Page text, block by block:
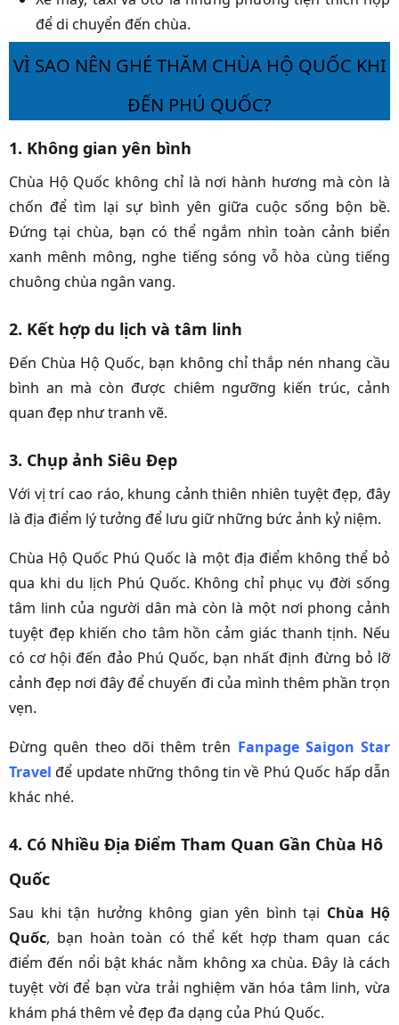
để di chuyển đến chùa.
VÌ SAO NÊN GHÉ THĂM CHÙA HỘ QUỐC KHI
ĐẾN PHÚ QUỐC?
1. Không gian yên bình
Chùa Hộ Quốc không chỉ là nơi hành hương mà còn là
chốn để tìm lại sự bình yên giữa cuộc sống bộn bề.
Đứng tại chùa, bạn có thể ngắm nhìn toàn cảnh biển
xanh mênh mông, nghe tiếng sóng vỗ hòa cùng tiếng
chuông chùa ngân vang.
2. Kết hợp du lịch và tâm linh
Đến Chùa Hộ Quốc, bạn không chỉ thắp nén nhang cầu
bình an mà còn được chiêm ngưỡng kiến trúc, cảnh
quan đẹp như tranh vẽ.
3. Chụp ảnh Siêu Đẹp
Với vị trí cao ráo, khung cảnh thiên nhiên tuyệt đẹp, đây
là địa điểm lý tưởng để lưu giữ những bức ảnh kỷ niệm.
Chùa Hộ Quốc Phú Quốc là một địa điểm không thể bỏ
qua khi du lịch Phú Quốc. Không chỉ phục vụ đời sống
tâm linh của người dân mà còn là một nơi phong cảnh
tuyệt đẹp khiến cho tâm hồn cảm giác thanh tịnh. Nếu
có cơ hội đến đảo Phú Quốc, bạn nhất định đừng bỏ lỡ
cảnh đẹp nơi đây để chuyến đi của mình thêm phần trọn
vẹn.
Đừng quên theo dõi thêm trên Fanpage Saigon Star
Travel để update những thông tin về Phú Quốc hấp dẫn
khác nhé.
4. Có Nhiều Địa Điểm Tham Quan Gần Chùa Hô
Quốc
Sau khi tận hưởng không gian yên bình tại Chùa Hộ
Quốc, bạn hoàn toàn có thể kết hợp tham quan các
điểm đến nổi bật khác nằm không xa chùa. Đây là cách
tuyệt vời để bạn vừa trải nghiệm văn hóa tâm linh, vừa
khám phá thêm vẻ đẹp đa dạng của Phú Quốc.